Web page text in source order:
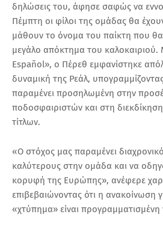
δηλώσεις του, άφησε σαφώς να
Πέμπτη οι φίλοι της ομάδας θα
μάθουν το όνομα του παίκτη που
μεγάλο απόκτημα του καλοκαιριού.
Español», ο Πέρεθ εμφανίστηκε
δυναμική της Ρεάλ,
παραμένει προσηλωμένη στην
ποδοσφαιριστών και στη
τίτλων.
«Ο στόχος μας παραμένει
καλύτερους στην ομάδα και να
κορυφή της Ευρώπης», ανέφερε
επιβεβαιώνοντας ότι η ανακοίνωση
«χτύπημα» είναι προγραμματισμένη